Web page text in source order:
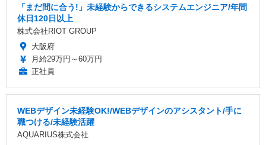
「まだ間に合う!」未経験からできるシステムエンジニア/年間
休日120日以上
株式会社RIOT GROUP
大阪府
月給29万円～60万円
正社員
WEBデザイン未経験OK!/WEBデザインのアシスタント/手に
職つける/未経験活躍
AQUARIUS株式会社